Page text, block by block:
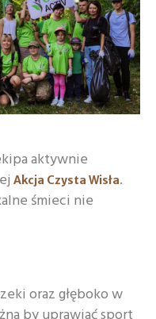
aktywnie
Akcja Czysta Wisła.
śmieci nie
oraz głęboko w